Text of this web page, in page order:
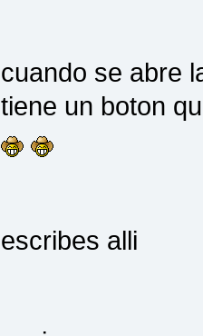
cuando se abre
tiene un boton
escribes alli